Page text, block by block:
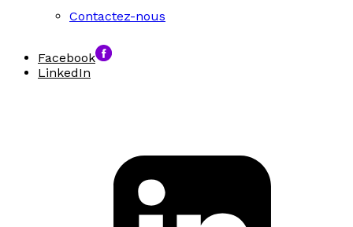
Contactez-nous
Facebook
LinkedIn